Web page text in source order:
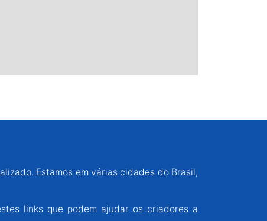
Estamos em várias cidades do Brasil,
links que podem ajudar os criadores a